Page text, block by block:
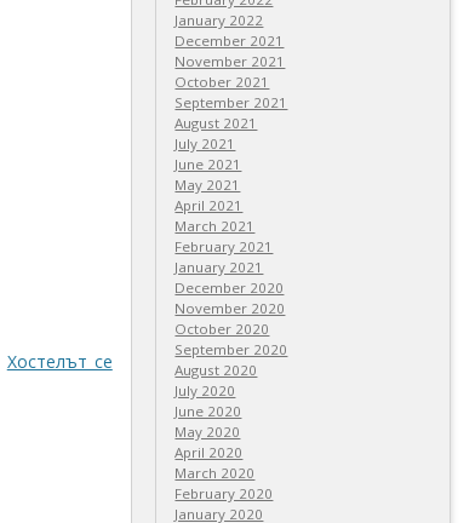
Хостелът се
January 2022
December 2021
November 2021
October 2021
September 2021
August 2021
July 2021
June 2021
May 2021
April 2021
March 2021
February 2021
January 2021
December 2020
November 2020
October 2020
September 2020
August 2020
July 2020
June 2020
May 2020
April 2020
March 2020
February 2020
January 2020